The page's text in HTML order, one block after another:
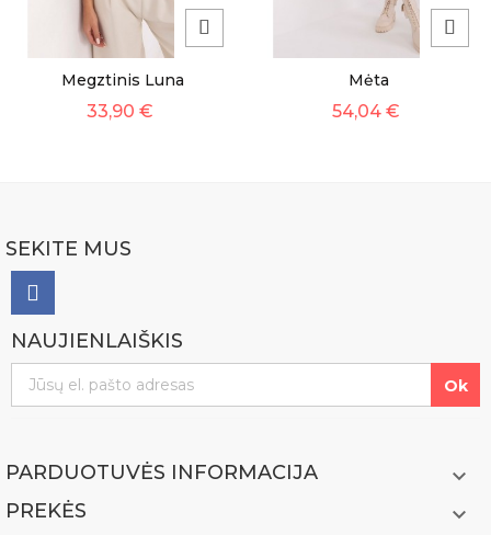
Megztinis Luna
33,90 €
Mėta
54,04 €
SEKITE MUS
NAUJIENLAIŠKIS
PARDUOTUVĖS INFORMACIJA 
PREKĖS 